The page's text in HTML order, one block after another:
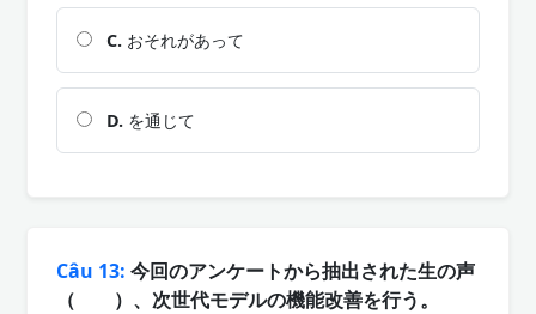
C. おそれがあって
D. を通じて
Câu 13: 今回のアンケートから抽出された生の声
（ ）、次世代モデルの機能改善を行う。